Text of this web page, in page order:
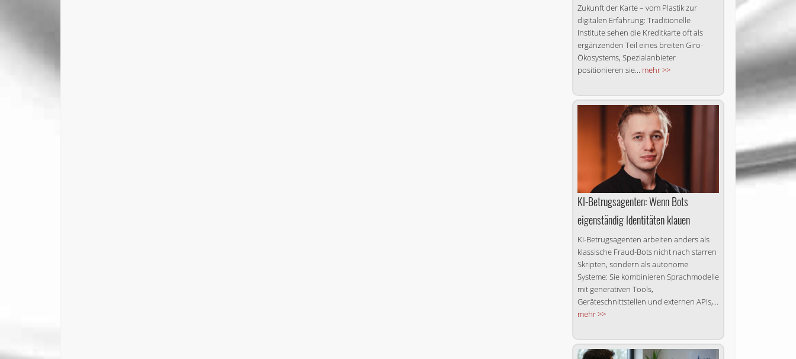
Zukunft der Karte – vom Plastik zur
digitalen Erfahrung: Traditionelle
Institute sehen die Kreditkarte oft als
ergänzenden Teil eines breiten Giro-
Ökosystems, Spezialanbieter
positionieren sie... mehr >>
KI-Betrugsagenten: Wenn Bots
eigenständig Identitäten klauen
KI-Betrugsagenten arbeiten anders als
klassische Fraud-Bots nicht nach starren
Skripten, sondern als autonome
Systeme: Sie kombinieren Sprachmodelle
mit generativen Tools,
Geräteschnittstellen und externen APIs,...
mehr >>